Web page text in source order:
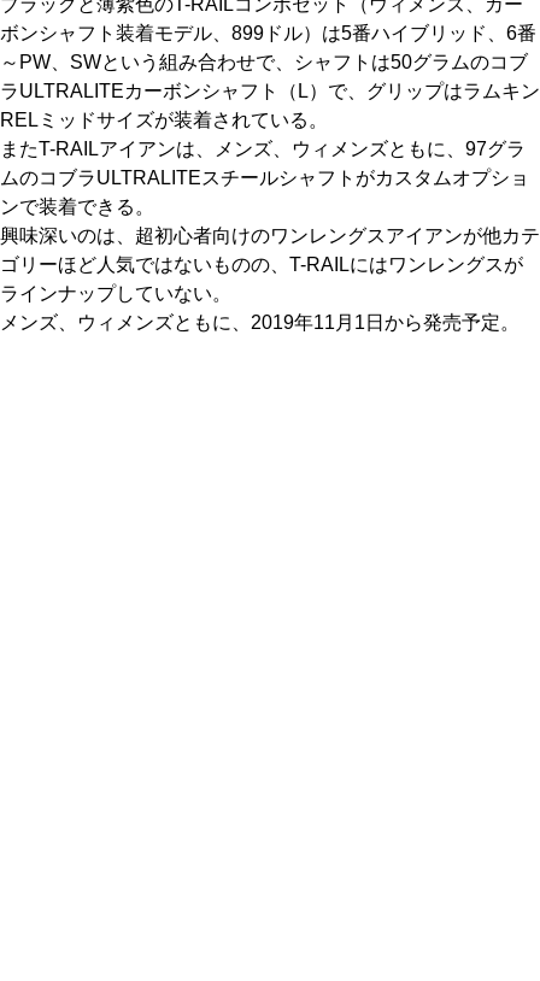
ブラックと薄紫色のT-RAILコンボセット（ウィメンズ、カー
ボンシャフト装着モデル、899ドル）は5番ハイブリッド、6番
～PW、SWという組み合わせで、シャフトは50グラムのコブ
ラULTRALITEカーボンシャフト（L）で、グリップはラムキン
RELミッドサイズが装着されている。
またT-RAILアイアンは、メンズ、ウィメンズともに、97グラ
ムのコブラULTRALITEスチールシャフトがカスタムオプショ
ンで装着できる。
興味深いのは、超初心者向けのワンレングスアイアンが他カテ
ゴリーほど人気ではないものの、T-RAILにはワンレングスが
ラインナップしていない。
メンズ、ウィメンズともに、2019年11月1日から発売予定。